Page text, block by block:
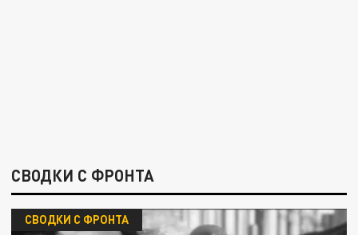
СВОДКИ С ФРОНТА
СВОДКИ С ФРОНТА